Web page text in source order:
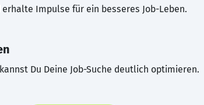
Impulse für ein besseres Job-Leben.
Du Deine Job-Suche deutlich optimieren.